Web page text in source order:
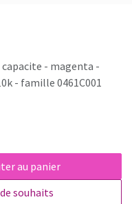
- magenta -
- famille 0461C001
au panier
souhaits